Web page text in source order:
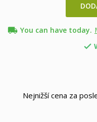
local_shipping You can have today.

Nejnižší cena za